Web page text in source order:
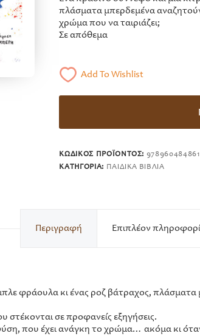
πλάσματα μπερδεμένα
χρώμα που να ταιριάζει;
Σε απόθεμα
Add To Wishlist
ΚΩΔΙΚΌΣ ΠΡΟΪΌΝΤΟΣ:
ΚΑΤΗΓΟΡΊΑ: ΠΑΙΔΙΚΆ ΒΙΒΛΊΑ
Περιγραφή Επιπλέον
φράουλα κι ένας ροζ βάτραχος,
στέκονται σε προφανείς εξηγήσεις.
που έχει ανάγκη το χρώμα… ακόμα κι